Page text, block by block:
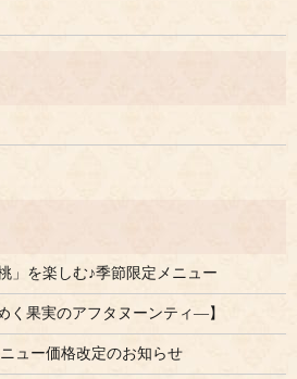
」を楽しむ♪季節限定メニュー
く果実のアフタヌーンティ―】
ュー価格改定のお知らせ